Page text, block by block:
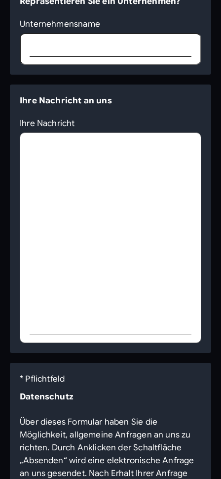
Unternehmensname
Ihre Nachricht an uns
Ihre Nachricht
* Pflichtfeld
Datenschutz
Über dieses Formular haben Sie die
Möglichkeit, allgemeine Anfragen an uns zu
richten. Durch Anklicken der Schaltfläche
„Absenden“ wird eine elektronische Anfrage
an uns gesendet. Nach Erhalt Ihrer Anfrage